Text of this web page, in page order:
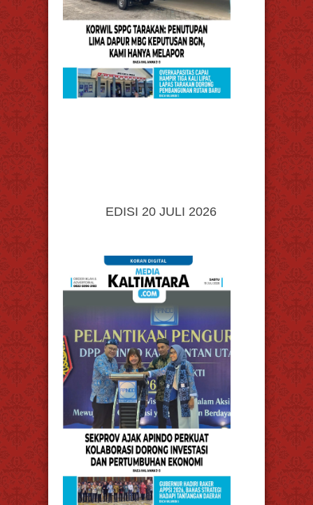
EDISI 20 JULI 2026